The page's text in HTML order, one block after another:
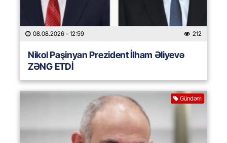
08.08.2026 - 12:59 212
Nikol Paşinyan Prezident İlham Əliyevə
ZƏNG ETDİ
Gündəm